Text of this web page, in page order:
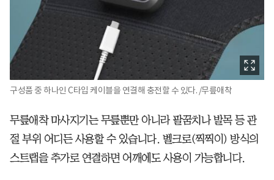
구성품 중 하나인 C타입 케이블을 연결해 충전할 수 있다. /무릎애착
무릎애착 마사지기는 무릎뿐만 아니라 팔꿈치나 발목 등 관
절 부위 어디든 사용할 수 있습니다. 벨크로(찍찍이) 방식의
스트랩을 추가로 연결하면 어깨에도 사용이 가능합니다.